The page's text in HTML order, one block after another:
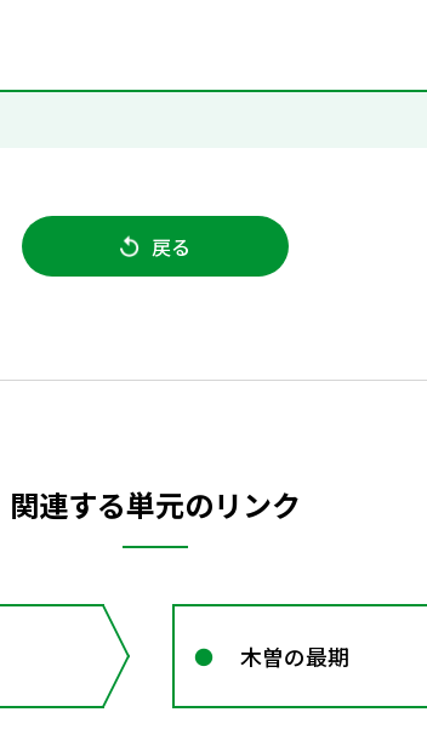
戻る
関連する単元のリンク
木曽の最期